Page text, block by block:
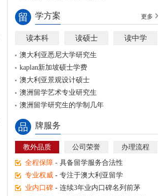
留 学方案 更多
读本科 读硕士 读中学
澳大利亚悉尼大学研究生
kaplan新加坡硕士学费
澳大利亚景观设计硕士
澳洲留学艺术专业研究生
澳洲留学研究生的学制几年
品 牌服务
教外品质 公司荣誉 办理流程
全程保障 - 具备留学服务合法性
专业权威 - 专注于澳大利亚留学
业内口碑 - 连续3年业内口碑名列前茅